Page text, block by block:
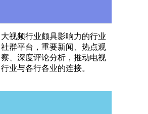
大视频行业颇具影响力的行业
社群平台，重要新闻、热点观
察、深度评论分析，推动电视
行业与各行各业的连接。